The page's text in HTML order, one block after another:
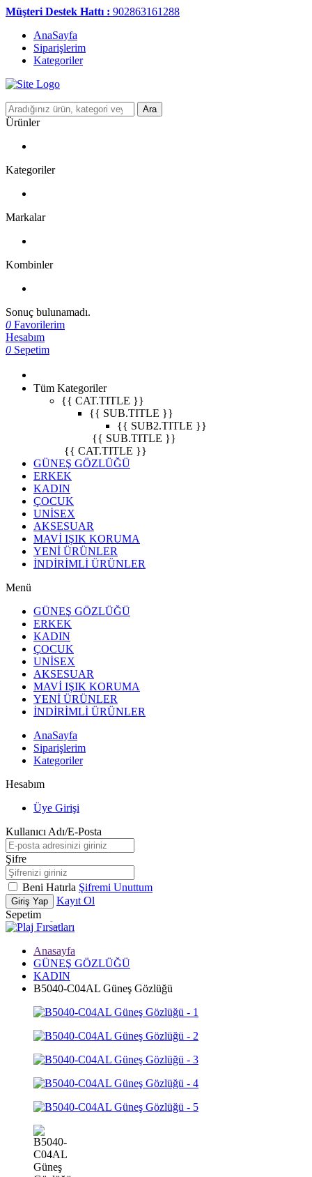
Müşteri Destek Hattı : 902863161288
AnaSayfa
Siparişlerim
Kategoriler
Ara
Ürünler
Kategoriler
Markalar
Kombinler
Sonuç bulunamadı.
0 Favorilerim
Hesabım
0 Sepetim
Tüm Kategoriler
{{ CAT.TITLE }}
{{ SUB.TITLE }}
{{ SUB2.TITLE }}
{{ SUB.TITLE }}
{{ CAT.TITLE }}
GÜNEŞ GÖZLÜĞÜ
ERKEK
KADIN
ÇOCUK
UNİSEX
AKSESUAR
MAVİ IŞIK KORUMA
YENİ ÜRÜNLER
İNDİRİMLİ ÜRÜNLER
Menü
GÜNEŞ GÖZLÜĞÜ
ERKEK
KADIN
ÇOCUK
UNİSEX
AKSESUAR
MAVİ IŞIK KORUMA
YENİ ÜRÜNLER
İNDİRİMLİ ÜRÜNLER
AnaSayfa
Siparişlerim
Kategoriler
Hesabım
Üye Girişi
Kullanıcı Adı/E-Posta
Şifre
Beni Hatırla Şifremi Unuttum
Giriş Yap
Kayıt Ol
Sepetim
Anasayfa
GÜNEŞ GÖZLÜĞÜ
KADIN
B5040-C04AL Güneş Gözlüğü